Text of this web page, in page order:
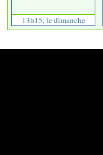
13h15, le dimanche